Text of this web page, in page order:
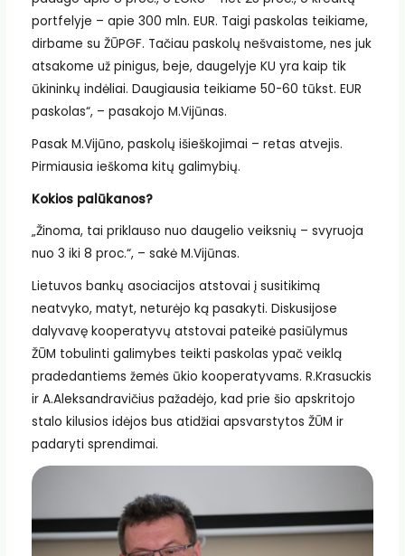
portfelyje – apie 300 mln. EUR. Taigi paskolas teikiame,
dirbame su ŽŪPGF. Tačiau paskolų nešvaistome, nes juk
atsakome už pinigus, beje, daugelyje KU yra kaip tik
ūkininkų indėliai. Daugiausia teikiame 50-60 tūkst. EUR
paskolas“, – pasakojo M.Vijūnas.
Pasak M.Vijūno, paskolų išieškojimai – retas atvejis.
Pirmiausia ieškoma kitų galimybių.
Kokios palūkanos?
„Žinoma, tai priklauso nuo daugelio veiksnių – svyruoja
nuo 3 iki 8 proc.“, – sakė M.Vijūnas.
Lietuvos bankų asociacijos atstovai į susitikimą
neatvyko, matyt, neturėjo ką pasakyti. Diskusijose
dalyvavę kooperatyvų atstovai pateikė pasiūlymus
ŽŪM tobulinti galimybes teikti paskolas ypač veiklą
pradedantiems žemės ūkio kooperatyvams. R.Krasuckis
ir A.Aleksandravičius pažadėjo, kad prie šio apskritojo
stalo kilusios idėjos bus atidžiai apsvarstytos ŽŪM ir
padaryti sprendimai.